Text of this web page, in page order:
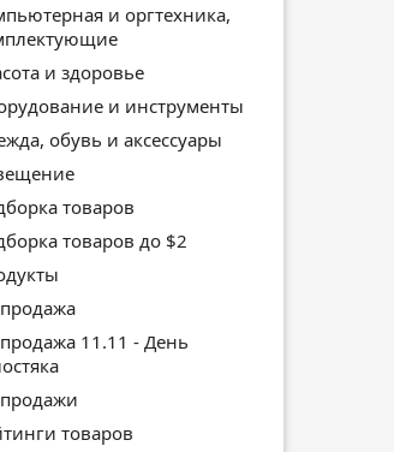
и оргтехника,
и здоровье
и инструменты
обувь и аксессуары
товаров
товаров до $2
11.11 - День
товаров